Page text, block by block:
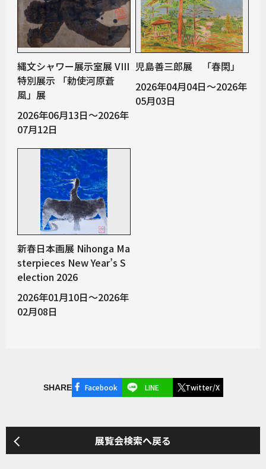
縄文シャワー展示室展 VIII
特別展示 「勅使河原蒼
風」展
2026年06月13日～2026年
07月12日
児島善三郎展 「春閑」
2026年04月04日～2026年
05月03日
新春日本画展 Nihonga Ma
sterpieces New Year’s S
election 2026
2026年01月10日～2026年
02月08日
SHARE Facebook LINE Twitter/X
展覧会検索へ戻る